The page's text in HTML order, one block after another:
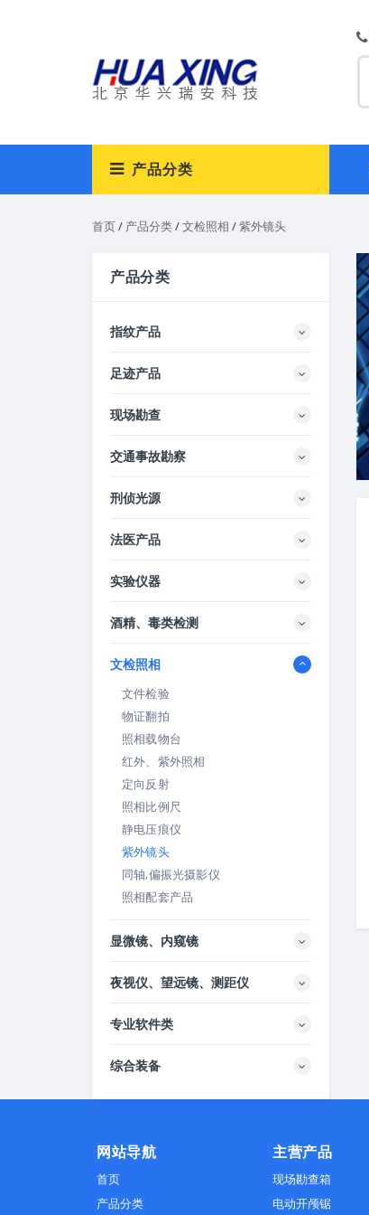
产品分类
首页/ 产品分类/文检照相 /紫外镜头
产品分类
指纹产品
足迹产品
现场勘查
交通事故勘察
刑侦光源
法医产品
实验仪器
酒精、毒类检测
文检照相
文件检验
物证翻拍
照相载物台
红外、紫外照相
定向反射
照相比例尺
静电压痕仪
紫外镜头
同轴,偏振光摄影仪
照相配套产品
显微镜、内窥镜
夜视仪、望远镜、测距仪
专业软件类
综合装备
网站导航
首页
产品分类
主营产品
现场勘查箱
电动开颅锯